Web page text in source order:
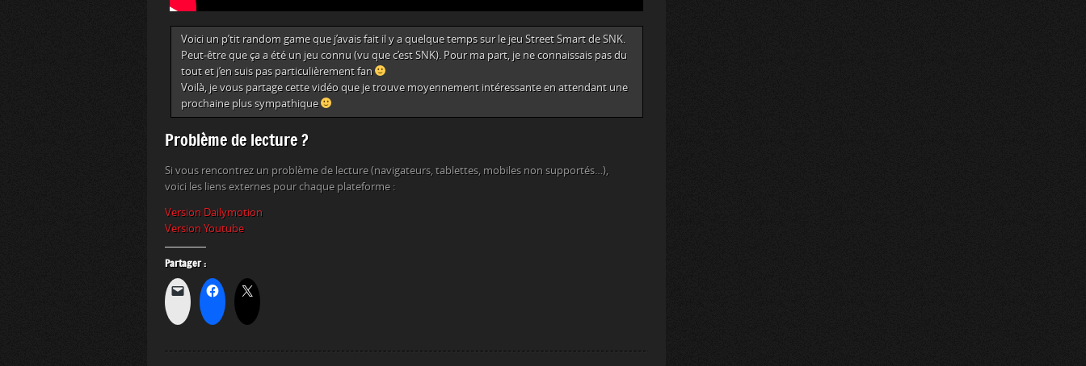
Voici un p’tit random game que j’avais fait il y a quelque temps sur le jeu Street Smart de SNK.
Peut-être que ça a été un jeu connu (vu que c’est SNK). Pour ma part, je ne connaissais pas du
tout et j’en suis pas particulièrement fan
Voilà, je vous partage cette vidéo que je trouve moyennement intéressante en attendant une
prochaine plus sympathique
Problème de lecture ?
Si vous rencontrez un problème de lecture (navigateurs, tablettes, mobiles non supportés…),
voici les liens externes pour chaque plateforme :
Version Dailymotion
Version Youtube
Partager :